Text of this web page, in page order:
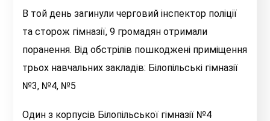
В той день загинули черговий інспектор поліції
та сторож гімназії, 9 громадян отримали
поранення. Від обстрілів пошкоджені приміщення
трьох навчальних закладів: Білопільські гімназії
№3, №4, №5
Один з корпусів Білопільської гімназії №4